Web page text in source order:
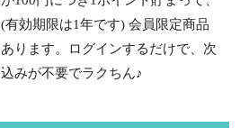
効期限は1年です) 会員限定商品
ります。ログインするだけで、次
みが不要でラクちん♪